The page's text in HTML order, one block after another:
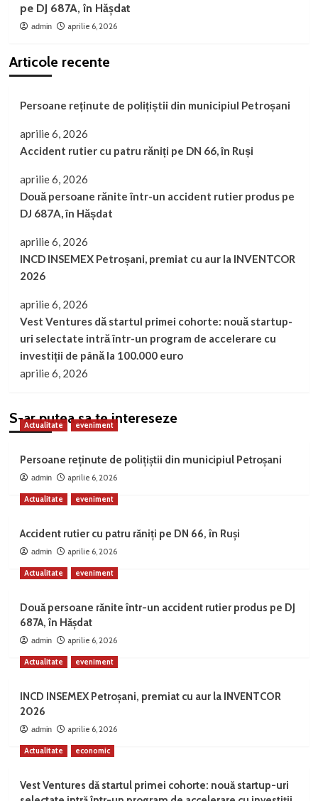
pe DJ 687A, în Hășdat
admin aprilie 6, 2026
Articole recente
Persoane reținute de polițiștii din municipiul Petroșani
aprilie 6, 2026
Accident rutier cu patru răniți pe DN 66, în Ruși
aprilie 6, 2026
Două persoane rănite într-un accident rutier produs pe
DJ 687A, în Hășdat
aprilie 6, 2026
INCD INSEMEX Petroșani, premiat cu aur la INVENTCOR
2026
aprilie 6, 2026
Vest Ventures dă startul primei cohorte: nouă startup-
uri selectate intră într-un program de accelerare cu
investiții de până la 100.000 euro
aprilie 6, 2026
S-ar putea sa te intereseze
Actualitate eveniment
Persoane reținute de polițiștii din municipiul Petroșani
admin aprilie 6, 2026
Actualitate eveniment
Accident rutier cu patru răniți pe DN 66, în Ruși
admin aprilie 6, 2026
Actualitate eveniment
Două persoane rănite într-un accident rutier produs pe DJ
687A, în Hășdat
admin aprilie 6, 2026
Actualitate eveniment
INCD INSEMEX Petroșani, premiat cu aur la INVENTCOR
2026
admin aprilie 6, 2026
Actualitate economic
Vest Ventures dă startul primei cohorte: nouă startup-uri